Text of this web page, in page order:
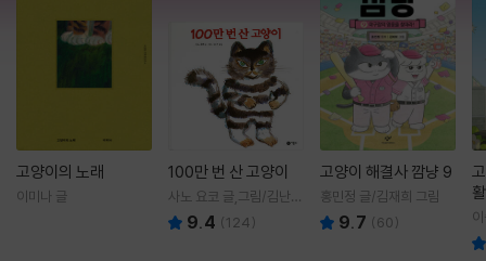
고양이의 노래
이미나 글
100만 번 산 고양이
사노 요코 글,그림/김난주
역 9.4 (124)
고양이 해결사 깜냥 9
홍민정 글/김재희 그림
9.7 (60)